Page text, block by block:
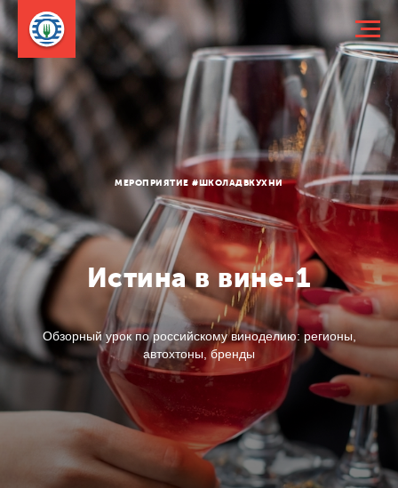
МЕРОПРИЯТИЕ #ШКОЛАДВКУХНИ
Истина в вине-1
Обзорный урок по российскому виноделию: регионы,
автохтоны, бренды